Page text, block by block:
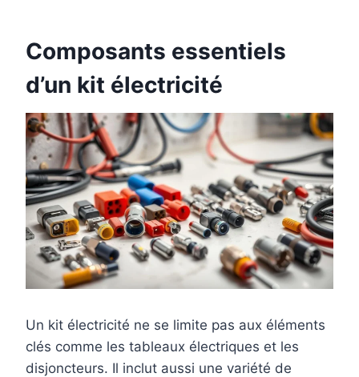
Composants essentiels
d’un kit électricité
Un kit électricité ne se limite pas aux éléments
clés comme les tableaux électriques et les
disjoncteurs. Il inclut aussi une variété de